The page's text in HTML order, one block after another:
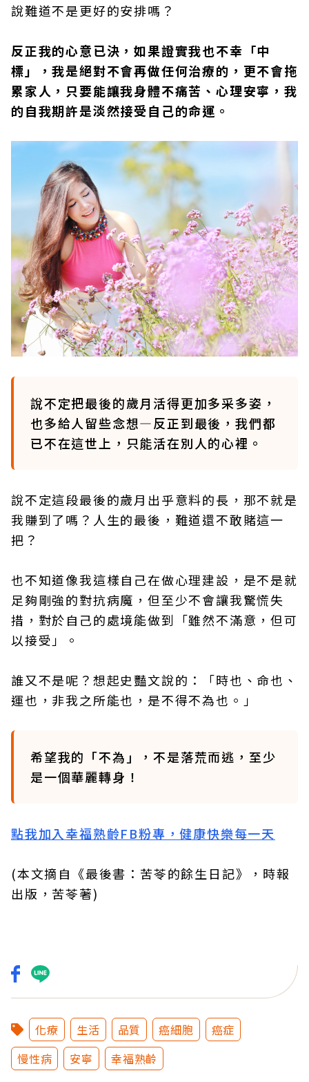
說難道不是更好的安排嗎？
反正我的心意已決，如果證實我也不幸「中
標」，我是絕對不會再做任何治療的，更不會拖
累家人，只要能讓我身體不痛苦、心理安寧，我
的自我期許是淡然接受自己的命運。
說不定把最後的歲月活得更加多采多姿，
也多給人留些念想—反正到最後，我們都
已不在這世上，只能活在別人的心裡。
說不定這段最後的歲月出乎意料的長，那不就是
我賺到了嗎？人生的最後，難道還不敢賭這一
把？
也不知道像我這樣自己在做心理建設，是不是就
足夠剛強的對抗病魔，但至少不會讓我驚慌失
措，對於自己的處境能做到「雖然不滿意，但可
以接受」。
誰又不是呢？想起史豔文說的：「時也、命也、
運也，非我之所能也，是不得不為也。」
希望我的「不為」，不是落荒而逃，至少
是一個華麗轉身！
點我加入幸福熟齡FB粉專，健康快樂每一天
(本文摘自《最後書：苦苓的餘生日記》，時報
出版，苦苓著)
化療 生活 品質 癌細胞
癌症
慢性病
安寧 幸福熟齡